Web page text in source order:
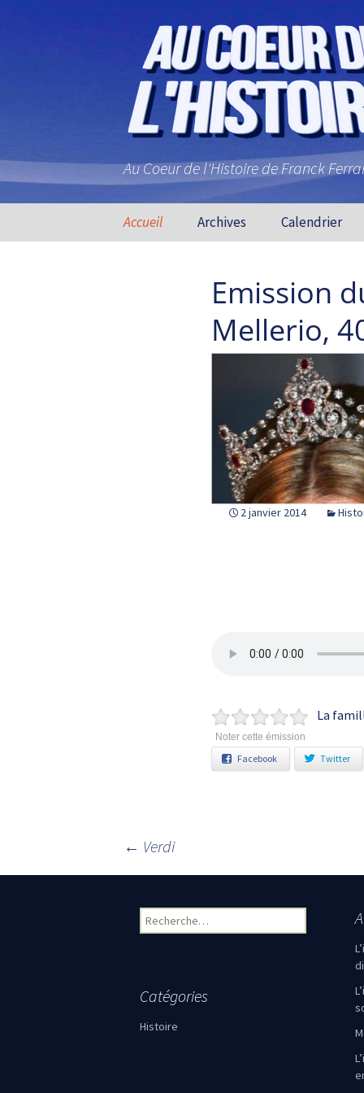
Au Coeur de l'Histoire de Franck
Aller au contenu principal
Accueil Archives Calendrier
Emission
Mellerio,
2 janvier 2014
Noter cette émission
La
Facebook Twitter
Navigation des articles
← Verdi
Rechercher :
Catégories
Histoire